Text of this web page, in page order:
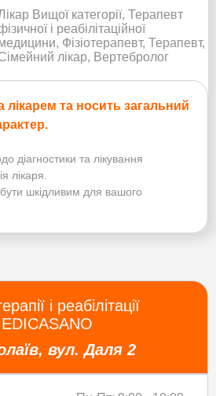
Вищої категорії, Терапевт
і реабілітаційної
Фізіотерапевт, Терапевт,
лікар, Вертебролог
лікарем та носить загальний
діагностики та лікування
лікаря.
шкідливим для вашого
і реабілітації
вул. Даля 2